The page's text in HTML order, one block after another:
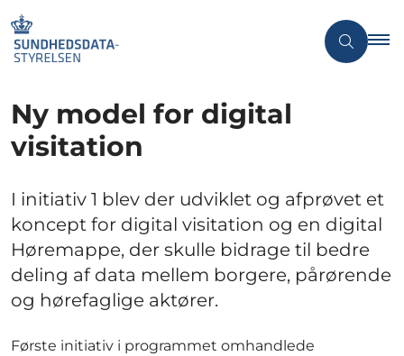
Ny model for digital
visitation
I initiativ 1 blev der udviklet og afprøvet et
koncept for digital visitation og en digital
Høremappe, der skulle bidrage til bedre
deling af data mellem borgere, pårørende
og hørefaglige aktører.
Første initiativ i programmet omhandlede